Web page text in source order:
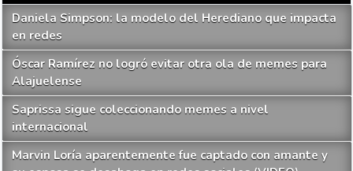
Daniela Simpson: la modelo del Herediano que impacta
en redes
Óscar Ramírez no logró evitar otra ola de memes para
Alajuelense
Saprissa sigue coleccionando memes a nivel
internacional
Marvin Loría aparentemente fue captado con amante y